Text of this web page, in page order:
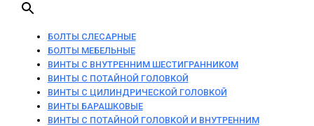
БОЛТЫ СЛЕСАРНЫЕ
БОЛТЫ МЕБЕЛЬНЫЕ
ВИНТЫ С ВНУТРЕННИМ ШЕСТИГРАННИКОМ
ВИНТЫ С ПОТАЙНОЙ ГОЛОВКОЙ
ВИНТЫ С ЦИЛИНДРИЧЕСКОЙ ГОЛОВКОЙ
ВИНТЫ БАРАШКОВЫЕ
ВИНТЫ С ПОТАЙНОЙ ГОЛОВКОЙ И ВНУТРЕННИМ